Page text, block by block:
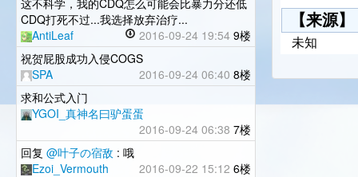
这不科学，我的CDQ怎么可能会比暴力分还低
CDQ打死不过...我选择放弃治疗...
AntiLeaf
2016-09-24 19:54 9楼
祝贺屁股成功入侵COGS
SPA
2016-09-24 06:40 8楼
求和公式入门
YGOI_真神名曰驴蛋蛋
2016-09-24 06:38 7楼
回复 @叶子の宿敌 : 哦
Ezoi_Vermouth
2016-09-22 15:12 6楼
【来源】
未知